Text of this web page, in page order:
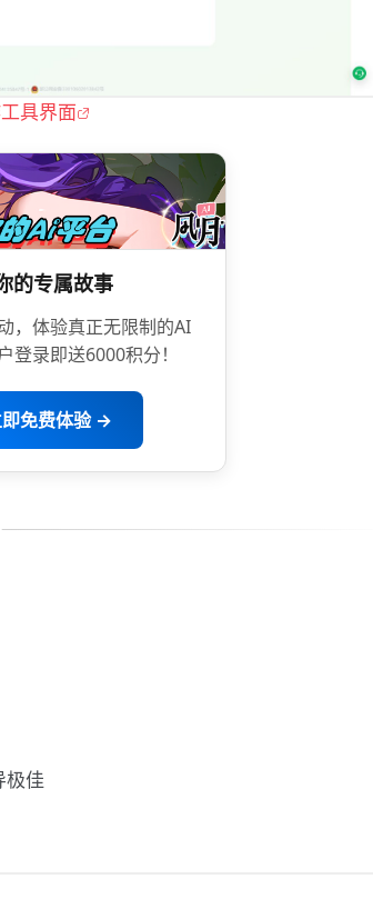
具界面
的专属故事
，体验真正无限制的AI
录即送6000积分！
免费体验 →
极佳